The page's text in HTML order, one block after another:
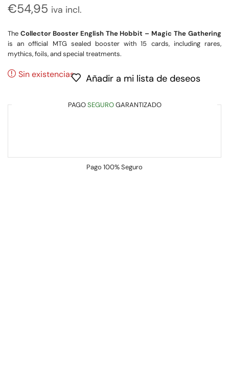
€54,95 iva incl.
The Collector Booster English The Hobbit – Magic The Gathering
is an official MTG sealed booster with 15 cards, including rares,
mythics, foils, and special treatments.
Sin existencias Añadir a mi lista de deseos
PAGOSEGUROGARANTIZADO
Pago 100% Seguro